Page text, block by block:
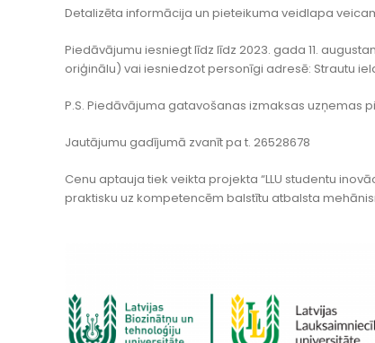
Detalizēta informācija un pieteikuma veidlapa
Piedāvājumu iesniegt līdz līdz 2023. gada 11.
oriģinālu) vai iesniedzot personīgi adresē: Strautu
P.S. Piedāvājuma gatavošanas izmaksas uzņemas
Jautājumu gadījumā zvanīt pa t. 26528678
Cenu aptauja tiek veikta projekta “LLU studentu
praktisku uz kompetencēm balstītu atbalsta